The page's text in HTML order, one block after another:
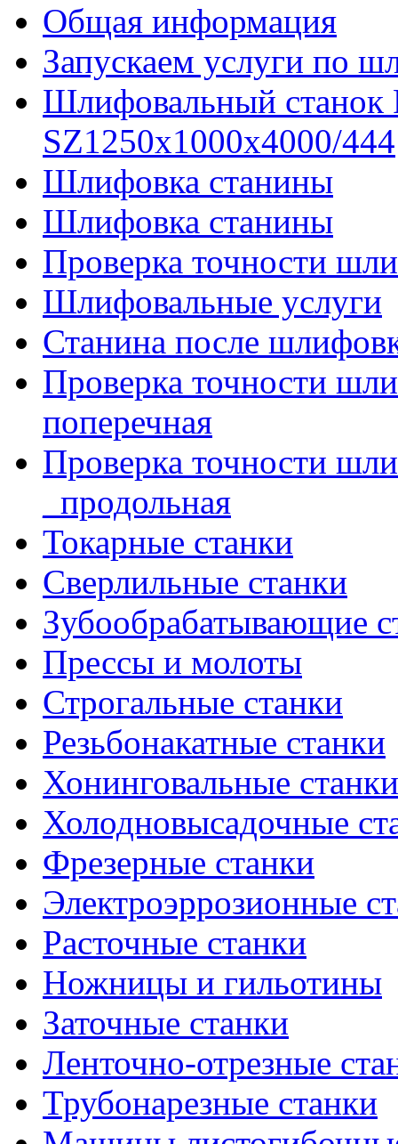
Общая информация
Запускаем услуги по
Шлифовальный
SZ1250x1000x4000/444
Шлифовка станины
Шлифовка станины
Проверка точности
Шлифовальные услуги
Станина после
Проверка точности
поперечная
Проверка точности
_продольная
Токарные станки
Сверлильные станки
Зубообрабатывающие
Прессы и молоты
Строгальные станки
Резьбонакатные станки
Хонинговальные станки
Холодновысадочные
Фрезерные станки
Электроэррозионные
Расточные станки
Ножницы и гильотины
Заточные станки
Ленточно-отрезные
Трубонарезные станки